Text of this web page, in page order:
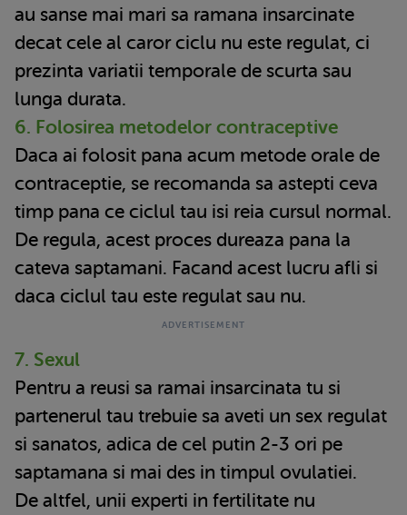
au sanse mai mari sa ramana insarcinate
decat cele al caror ciclu nu este regulat, ci
prezinta variatii temporale de scurta sau
lunga durata.
6. Folosirea metodelor contraceptive
Daca ai folosit pana acum metode orale de
contraceptie, se recomanda sa astepti ceva
timp pana ce ciclul tau isi reia cursul normal.
De regula, acest proces dureaza pana la
cateva saptamani. Facand acest lucru afli si
daca ciclul tau este regulat sau nu.
7. Sexul
Pentru a reusi sa ramai insarcinata tu si
partenerul tau trebuie sa aveti un sex regulat
si sanatos, adica de cel putin 2-3 ori pe
saptamana si mai des in timpul ovulatiei.
De altfel, unii experti in fertilitate nu